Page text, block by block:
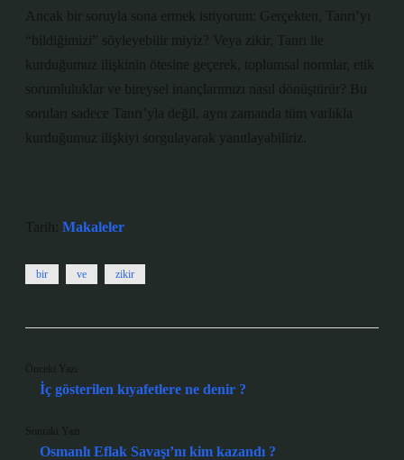
Ancak bir soruyla sona ermek istiyorum: Gerçekten, Tanrı’yı
“bildiğimizi” söyleyebilir miyiz? Veya zikir, Tanrı ile
kurduğumuz ilişkinin ötesine geçerek, toplumsal normlar, etik
sorumluluklar ve bireysel inançlarımızı nasıl dönüştürür? Bu
soruları sadece Tanrı’yla değil, aynı zamanda tüm varlıkla
kurduğumuz ilişkiyi sorgulayarak yanıtlayabiliriz.
Tarih: Makaleler
bir ve zikir
Önceki Yazı
İç gösterilen kıyafetlere ne denir ?
Sonraki Yazı
Osmanlı Eflak Savaşı’nı kim kazandı ?